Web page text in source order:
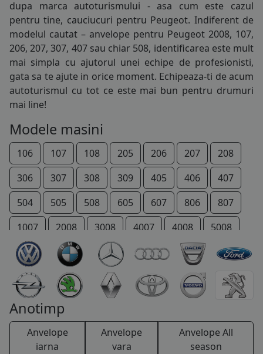
dupa marca autoturismului - asa cum este cazul
pentru tine, cauciucuri pentru Peugeot. Indiferent de
modelul cautat – anvelope pentru Peugeot 2008, 107,
206, 207, 307, 407 sau chiar 508, identificarea este mult
mai simpla cu ajutorul unei echipe de profesionisti,
gata sa te ajute in orice moment. Echipeaza-ti de acum
autoturismul cu tot ce este mai bun pentru drumuri
mai line!
Modele masini
106 107 108 205 206 207
208
306
307 308 309 405 406
407
504
505 508 605 607 806
807
1007
2008 3008 4007 4008
5008
206 +
207 + Bipper Boxer
Expert
IOn
P 4 Partner RCZ
Rifter
TRAVELLER
Anotimp
Anvelope
iarna
Anvelope
vara
Anvelope All
season
175/65R14
175/70R14
185/55R14
185/60R14
185/65R14
185/70R14
195/70R14
125/80R15
145/65R15
165/60R15
175/55R15
185/55R15
185/60R15
185/65R15